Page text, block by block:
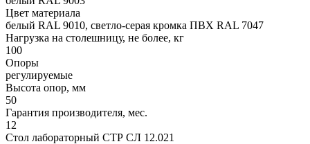
Цвет материала
белый RAL 9010, светло-серая кромка ПВХ RAL 7047
Нагрузка на столешницу, не более, кг
100
Опоры
регулируемые
Высота опор, мм
50
Гарантия производителя, мес.
12
Стол лабораторный СТР СЛ 12.021